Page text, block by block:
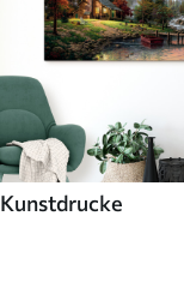
Kunstdrucke